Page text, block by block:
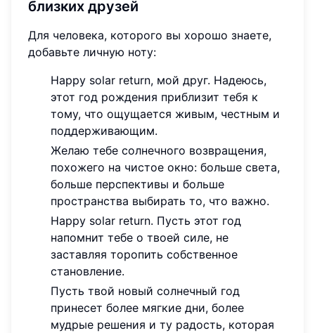
близких друзей
Для человека, которого вы хорошо знаете,
добавьте личную ноту:
Happy solar return, мой друг. Надеюсь,
этот год рождения приблизит тебя к
тому, что ощущается живым, честным и
поддерживающим.
Желаю тебе солнечного возвращения,
похожего на чистое окно: больше света,
больше перспективы и больше
пространства выбирать то, что важно.
Happy solar return. Пусть этот год
напомнит тебе о твоей силе, не
заставляя торопить собственное
становление.
Пусть твой новый солнечный год
принесет более мягкие дни, более
мудрые решения и ту радость, которая